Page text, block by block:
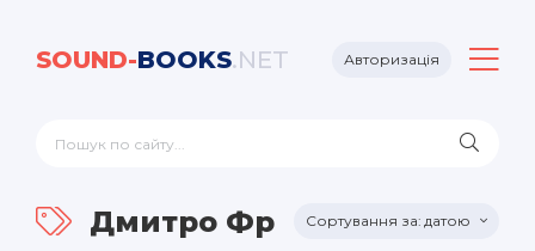
SOUND-BOOKS.NET Авторизація
Дмитро Франько датою